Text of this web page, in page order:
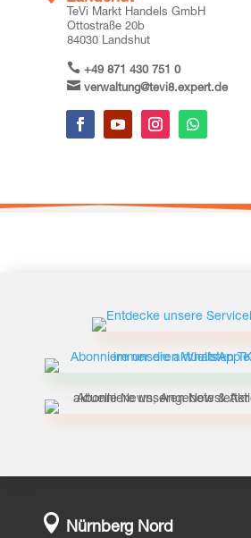
TeVi Markt Han­dels GmbH
Otto­stra­ße 20b
84030 Lands­hut
 +49 871 430 751 0
 verwaltung@tevi8.expert.de
 Nürnberg Nord